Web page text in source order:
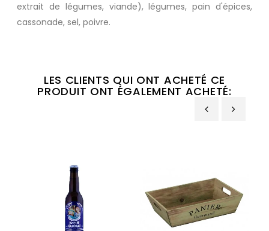
extrait de légumes, viande), légumes, pain d'épices,
cassonade, sel, poivre.
LES CLIENTS QUI ONT ACHETÉ CE
PRODUIT ONT ÉGALEMENT ACHETÉ: